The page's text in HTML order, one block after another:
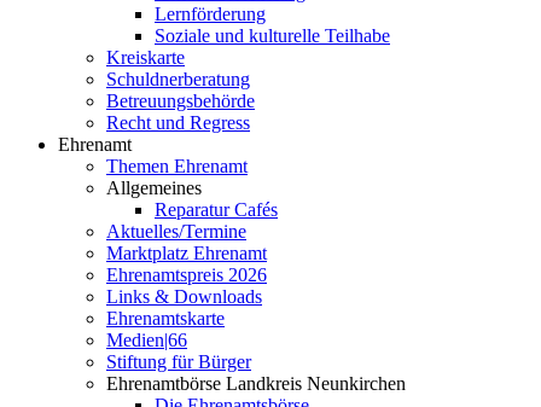
Lernförderung
Soziale und kulturelle Teilhabe
Kreiskarte
Schuldnerberatung
Betreuungsbehörde
Recht und Regress
Ehrenamt
Themen Ehrenamt
Allgemeines
Reparatur Cafés
Aktuelles/Termine
Marktplatz Ehrenamt
Ehrenamtspreis 2026
Links & Downloads
Ehrenamtskarte
Medien|66
Stiftung für Bürger
Ehrenamtbörse Landkreis Neunkirchen